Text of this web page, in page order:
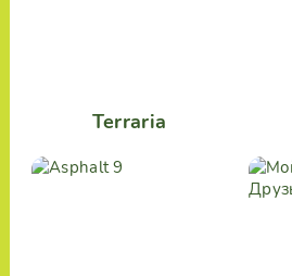
Terraria